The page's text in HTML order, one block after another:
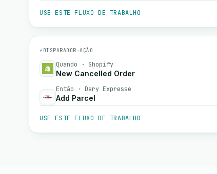
USE ESTE FLUXO DE TRABALHO
⚡ DISPARADOR→AÇÃO
Quando · Shopify
New Cancelled Order
Então · Dary Expresse
Add Parcel
USE ESTE FLUXO DE TRABALHO